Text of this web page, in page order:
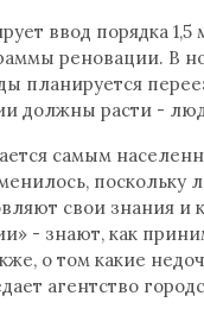
ввод порядка
реновации. В
планируется
должны расти -
самым
поскольку
свои знания и
- знают, как
о том какие
агентство